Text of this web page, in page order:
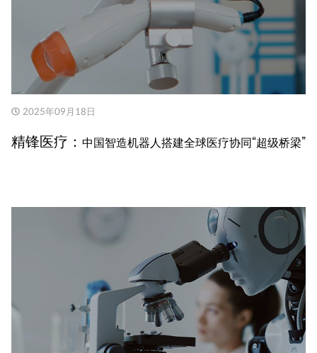
2025年09月18日
精锋医疗： 中国智造机器人搭建全球医疗协同“超级桥梁”